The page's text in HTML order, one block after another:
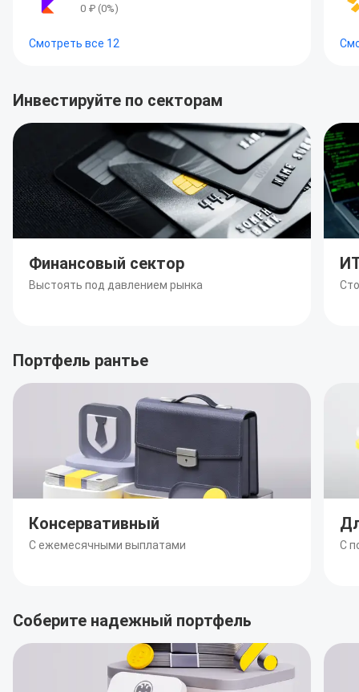
0 ₽ (0%)
Смотреть все 12
Инвестируйте по секторам
Финансовый сектор
Выстоять под давлением рынка
Портфель рантье
Консервативный
С ежемесячными выплатами С
Соберите надежный портфель